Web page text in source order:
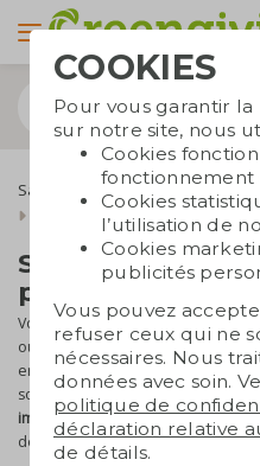
Sacs durables Sacs
Sacs en coton écru
Sacs en coton
personnalisables
Vous recherchez des sacs en
ou campagne marketing ?
en coton écru. Vous pouvez les
sont disponibles en plusieurs
imprimés sur le devant et le dos.
de votre organisation !
COOKIES
Pour vous garantir
sur notre site, nous
Cookies
fonctionnement
Cookies
l’utilisation de
Cookies
publicités
Vous pouvez
refuser ceux qui ne
nécessaires. Nous
données avec soin.
politique de
déclaration relative
de détails.